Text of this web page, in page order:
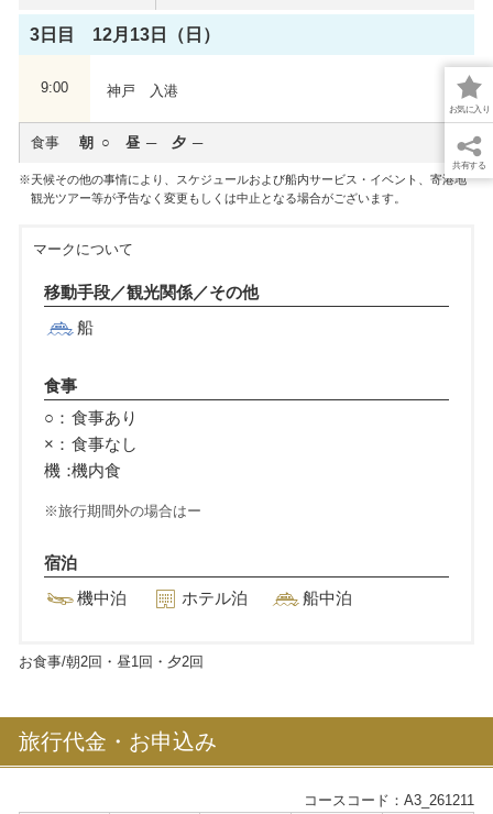
お気に入り
共有する
3日目 12月13日（日）
9:00 神戸 入港
食事 朝 昼 夕
天候その他の事情により、スケジュールおよび船内サービス・イベント、寄港地
観光ツアー等が予告なく変更もしくは中止となる場合がございます。
マークについて
移動手段／観光関係／その他
船
食事
○： 食事あり
×： 食事なし
機：機内食
旅行期間外の場合はー
宿泊
機中泊
ホテル泊 船中泊
お食事/朝2回・昼1回・夕2回
旅行代金・お申込み
コースコード：A3_261211